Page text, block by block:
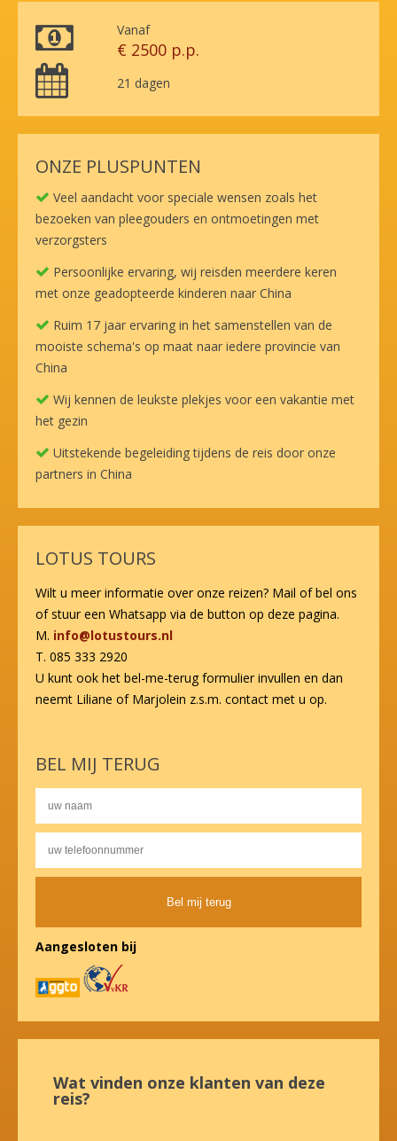
Vanaf
€ 2500 p.p.
21 dagen
ONZE PLUSPUNTEN
Veel aandacht voor speciale wensen zoals het
bezoeken van pleegouders en ontmoetingen met
verzorgsters
Persoonlijke ervaring, wij reisden meerdere keren
met onze geadopteerde kinderen naar China
Ruim 17 jaar ervaring in het samenstellen van de
mooiste schema's op maat naar iedere provincie van
China
Wij kennen de leukste plekjes voor een vakantie met
het gezin
Uitstekende begeleiding tijdens de reis door onze
partners in China
LOTUS TOURS
Wilt u meer informatie over onze reizen? Mail of bel ons
of stuur een Whatsapp via de button op deze pagina.
M. info@lotustours.nl
T. 085 333 2920
U kunt ook het bel-me-terug formulier invullen en dan
neemt Liliane of Marjolein z.s.m. contact met u op.
BEL MIJ TERUG
Alternative:
Aangesloten bij
Wat vinden onze klanten van deze
reis?